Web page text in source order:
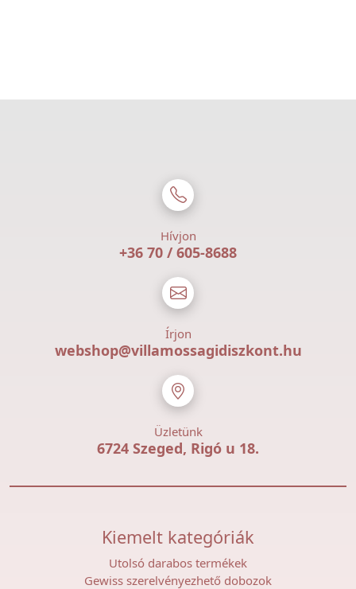
Hívjon
+36 70 / 605-8688
Írjon
webshop@villamossagidiszkont.hu
Üzletünk
6724 Szeged, Rigó u 18.
Kiemelt kategóriák
Utolsó darabos termékek
Gewiss szerelvényezhető dobozok